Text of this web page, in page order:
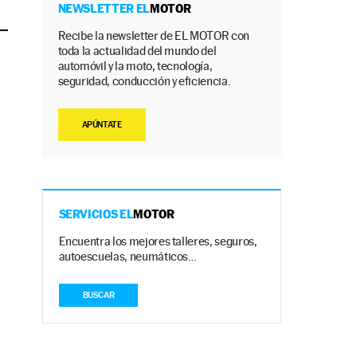
NEWSLETTER ELMOTOR
Recibe la newsletter de EL MOTOR con
toda la actualidad del mundo del
automóvil y la moto, tecnología,
seguridad, conducción y eficiencia.
APÚNTATE
SERVICIOS ELMOTOR
Encuentra los mejores talleres, seguros,
autoescuelas, neumáticos…
BUSCAR